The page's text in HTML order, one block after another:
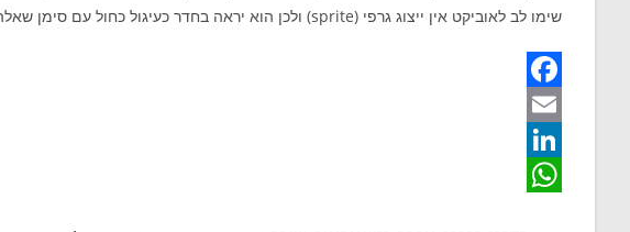
שימו לב לאוביקט אין ייצוג גרפי (sprite) ולכן הוא יראה בחדר כעיגול כחול עם סימן שאלה ורוד עליו.
F
a
c
E
mL